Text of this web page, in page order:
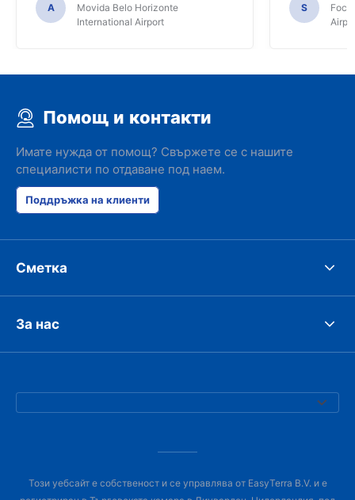
A
Movida Belo Horizonte
International Airport
S
Foco
Помощ и контакти
Имате нужда от помощ? Свържете се с нашите
специалисти по отдаване под наем.
Поддръжка на клиенти
Сметка
За нас
Този уебсайт е собственост и се управлява от EasyTerra B.V. и е